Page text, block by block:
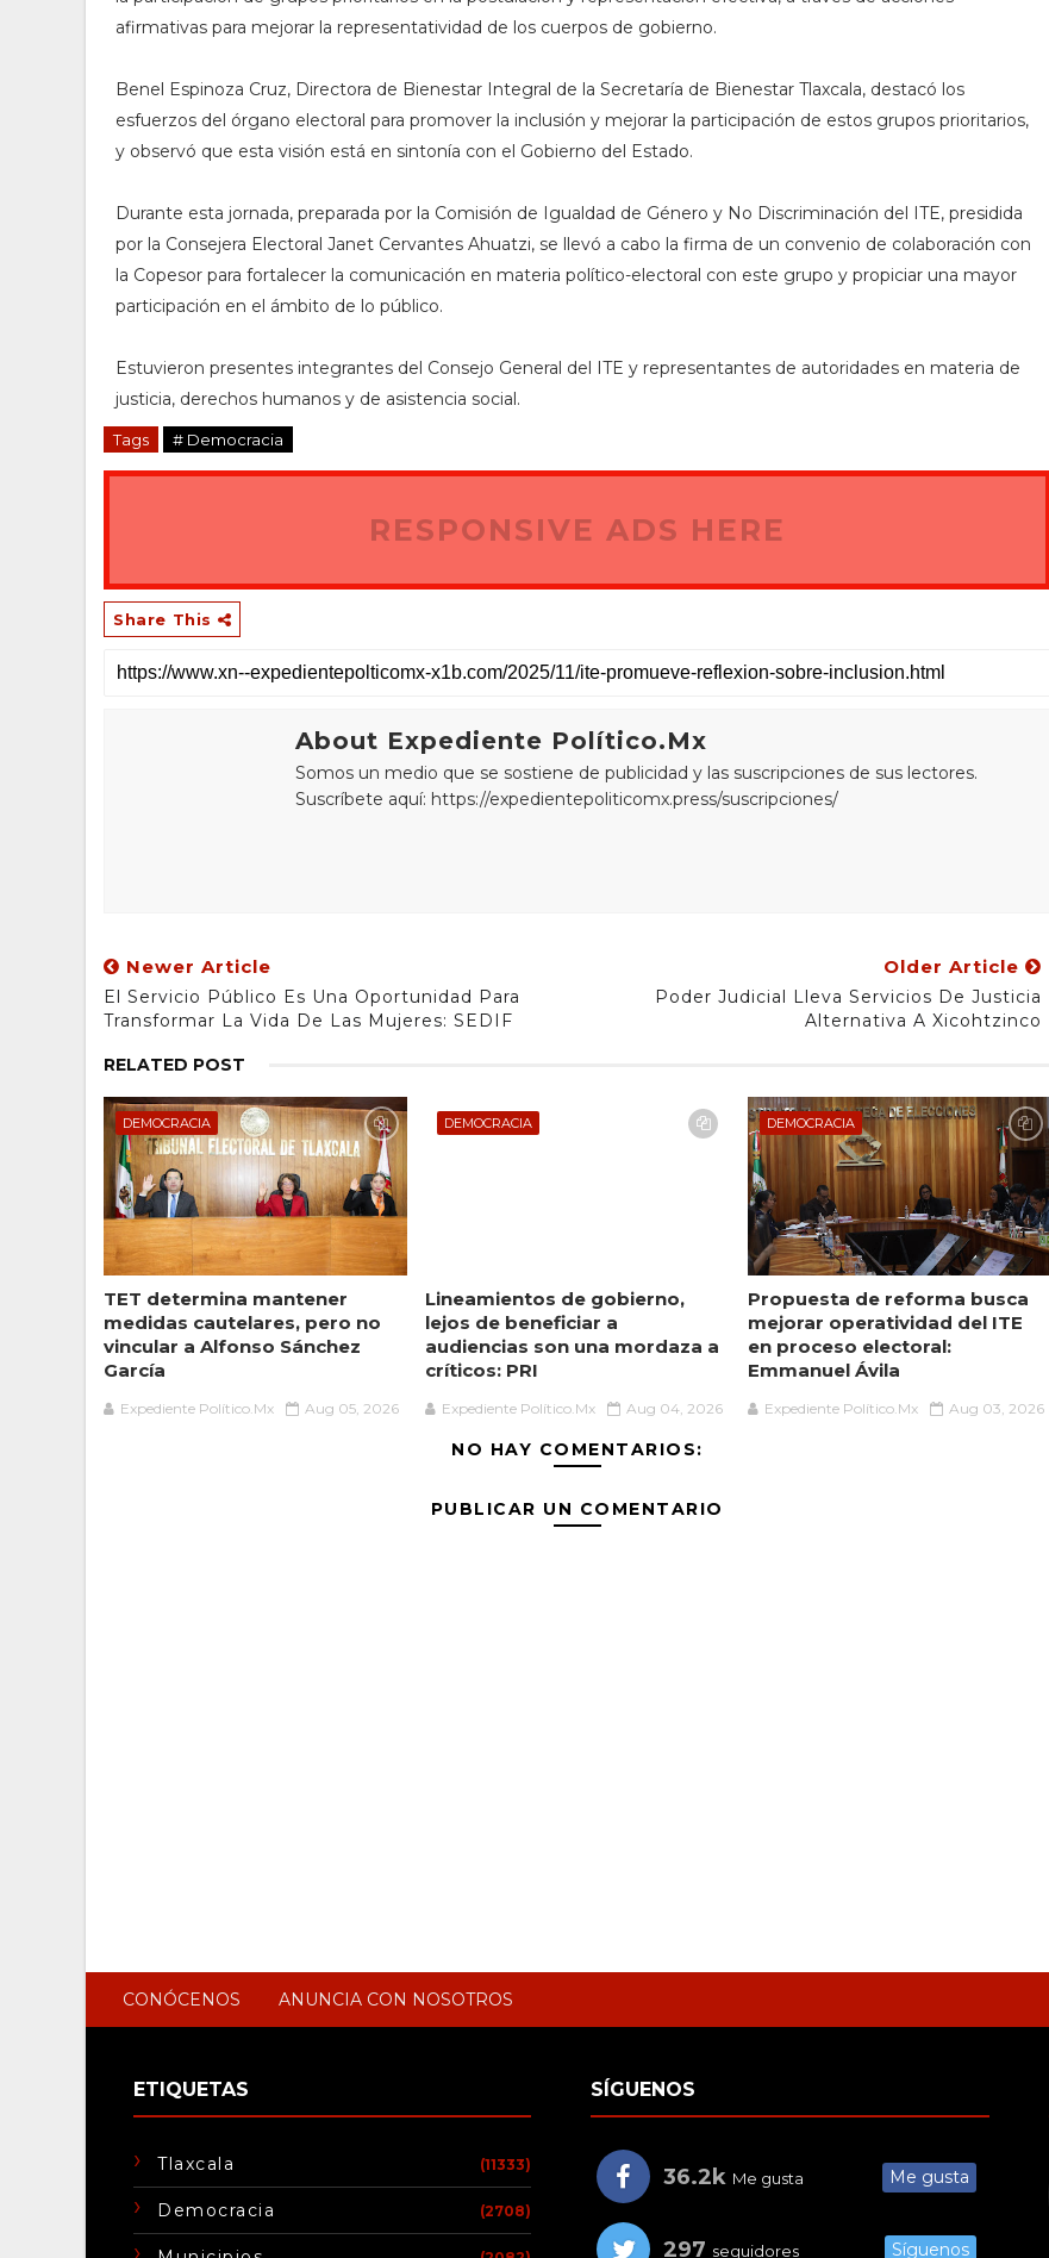
afirmativas para mejorar la representatividad de los cuerpos de gobierno.
Benel Espinoza Cruz, Directora de Bienestar Integral de la Secretaría de Bienestar Tlaxcala, destacó los
esfuerzos del órgano electoral para promover la inclusión y mejorar la participación de estos grupos prioritarios,
y observó que esta visión está en sintonía con el Gobierno del Estado.
Durante esta jornada, preparada por la Comisión de Igualdad de Género y No Discriminación del ITE, presidida
por la Consejera Electoral Janet Cervantes Ahuatzi, se llevó a cabo la firma de un convenio de colaboración con
la Copesor para fortalecer la comunicación en materia político-electoral con este grupo y propiciar una mayor
participación en el ámbito de lo público.
Estuvieron presentes integrantes del Consejo General del ITE y representantes de autoridades en materia de
justicia, derechos humanos y de asistencia social.
Tags # Democracia
RESPONSIVE ADS HERE
Share This
About Expediente Político.Mx
Somos un medio que se sostiene de publicidad y las suscripciones de sus lectores.
Suscríbete aquí: https://expedientepoliticomx.press/suscripciones/
Newer Article
El Servicio Público Es Una Oportunidad Para
Transformar La Vida De Las Mujeres: SEDIF
Older Article
Poder Judicial Lleva Servicios De Justicia
Alternativa A Xicohtzinco
RELATED POST
DEMOCRACIA
TET determina mantener
medidas cautelares, pero no
vincular a Alfonso Sánchez
García
Expediente Político.Mx Aug 05, 2026
DEMOCRACIA
Lineamientos de gobierno,
lejos de beneficiar a
audiencias son una mordaza a
críticos: PRI
Expediente Político.Mx Aug 04, 2026
DEMOCRACIA
Propuesta de reforma busca
mejorar operatividad del ITE
en proceso electoral:
Emmanuel Ávila
Expediente Político.Mx Aug 03, 2026
NO HAY COMENTARIOS:
PUBLICAR UN COMENTARIO
CONÓCENOS ANUNCIA CON NOSOTROS
ETIQUETAS
Tlaxcala (11333)
Democracia (2708)
SÍGUENOS
36.2k Me gusta Me gusta
297 seguidores Síguenos